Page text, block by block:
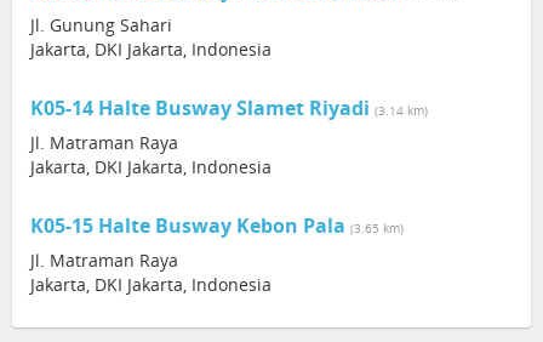
Jl. Gunung Sahari
Jakarta, DKI Jakarta, Indonesia
K05-14 Halte Busway Slamet Riyadi (3.14 km)
Jl. Matraman Raya
Jakarta, DKI Jakarta, Indonesia
K05-15 Halte Busway Kebon Pala (3.65 km)
Jl. Matraman Raya
Jakarta, DKI Jakarta, Indonesia